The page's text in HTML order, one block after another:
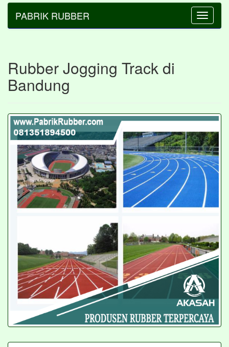
Toggle
PABRIK RUBBER
Rubber Jogging Track di
Bandung